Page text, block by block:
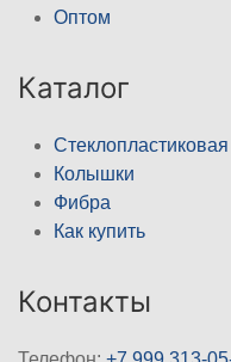
Оптом
Каталог
Колышки
Фибра
Как купить
Контакты